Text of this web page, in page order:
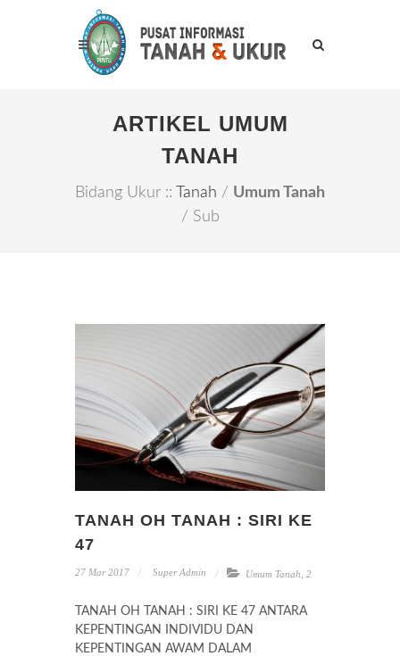
ARTIKEL UMUM
TANAH
Bidang Ukur :: Tanah / Umum Tanah
/ Sub
TANAH OH TANAH : SIRI KE
47
27 Mar 2017 Super Admin Umum Tanah 2
TANAH OH TANAH : SIRI KE 47 ANTARA
KEPENTINGAN INDIVIDU DAN
KEPENTINGAN AWAM DALAM